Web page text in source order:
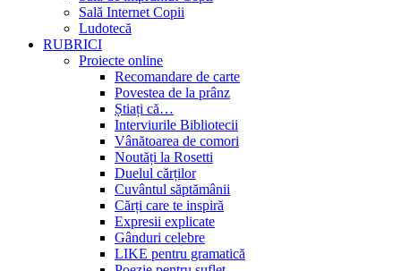
Sală Internet Copii
Ludotecă
RUBRICI
Proiecte online
Recomandare de carte
Povestea de la prânz
Știați că…
Interviurile Bibliotecii
Vânătoarea de comori
Noutăți la Rosetti
Duelul cărților
Cuvântul săptămânii
Cărți care te inspiră
Expresii explicate
Gânduri celebre
LIKE pentru gramatică